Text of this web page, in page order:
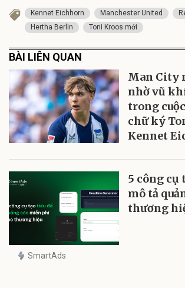
Kennet Eichhorn Manchester United
Hertha Berlin
Toni Kroos mới
BÀI LIÊN QUAN
Man City
nhờ vũ
trong
chữ ký
Kennet
5 công cụ
mô tả
thương
SmartAds